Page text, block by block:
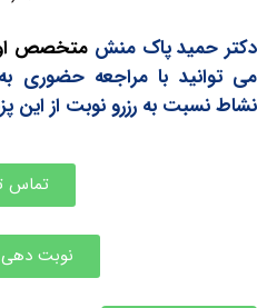
پاک منشمتخصص اورولوژی
با مراجعه حضوری به
به رزرو نوبت از این پزشک
تماس تلفنی
نوبت دهی اینترنتی